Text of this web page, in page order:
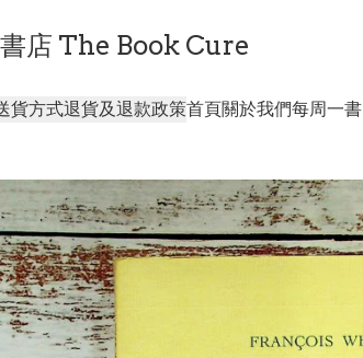
店 The Book Cure
貨方式退貨及退款政策首頁關於我們每周一書